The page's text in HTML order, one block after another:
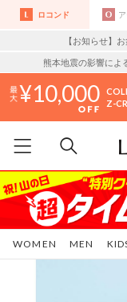
ロコンド
【お知らせ】
熊本地震の影響によ
10,000
Z-
WOMEN MEN